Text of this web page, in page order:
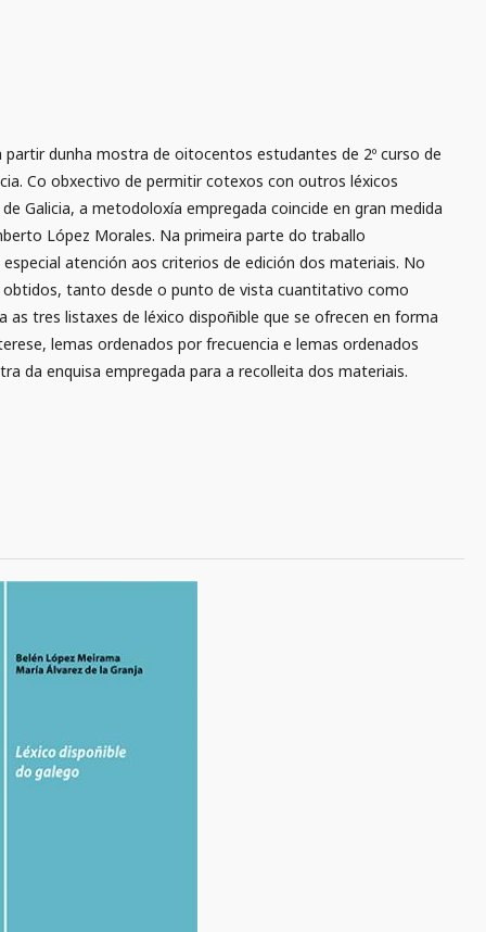
dunha mostra de oitocentos estudantes de 2º curso de
Co obxectivo de permitir cotexos con outros léxicos
Galicia, a metodoloxía empregada coincide en gran medida
López Morales. Na primeira parte do traballo
atención aos criterios de edición dos materiais. No
tanto desde o punto de vista cuantitativo como
tres listaxes de léxico dispoñible que se ofrecen en forma
lemas ordenados por frecuencia e lemas ordenados
da enquisa empregada para a recolleita dos materiais.